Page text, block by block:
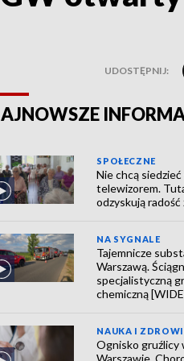
UDOSTĘPNIJ:
SPOŁECZNE
Nie chcą siedzieć
telewizorem.
odzyskują radość
NA SYGNALE
Tajemnicze
Warszawą.
specjalistyczną
chemiczną
NAUKA I
Ognisko gruźlicy
Warszawie.